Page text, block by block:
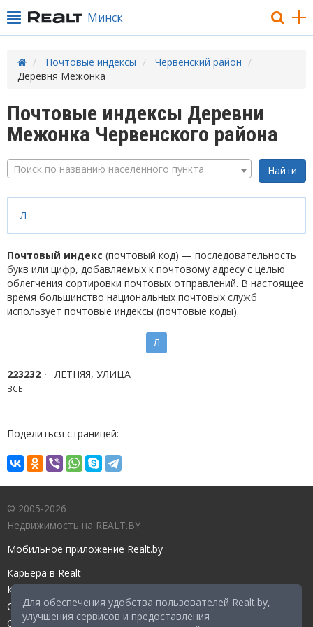
Для обеспечения удобства пользователей Realt.by,
улучшения сервисов и предоставления
Минск
Почтовые индексы
Червенский район
Деревня Межонка
Почтовые индексы Деревни
Межонка Червенского района
Поиск по названию населенного пункта
Л
Почтовый индекс (почтовый код) — последовательность
букв или цифр, добавляемых к почтовому адресу с целью
облегчения сортировки почтовых отправлений. В настоящее
время большинство национальных почтовых служб
использует почтовые индексы (почтовые коды).
Л
223232 ЛЕТНЯЯ, УЛИЦА
ВСЕ
Поделиться страницей:
© 2005-2026
Недвижимость на REALT.BY
Мобильное приложение Realt.by
Карьера в Realt
Контакты редакции
Справочный центр
Служба поддержки